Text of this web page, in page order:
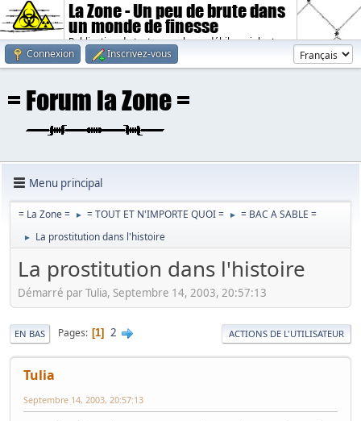
La Zone - Un peu de brute dans
un monde de finesse
Publication de textes sombres, débiles, violents.
Connexion
Inscrivez-vous
Menu principal
= La Zone = ► = TOUT ET N'IMPORTE QUOI = ► = BAC A SABLE =
► La prostitution dans l'histoire
La prostitution dans l'histoire
Démarré par Tulia, Septembre 14, 2003, 20:57:13
EN BAS Pages 1 2 ACTIONS DE L'UTILISATEUR
Tulia
Septembre 14, 2003, 20:57:13